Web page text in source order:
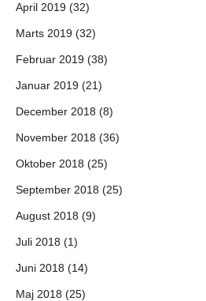
April 2019 (32)
Marts 2019 (32)
Februar 2019 (38)
Januar 2019 (21)
December 2018 (8)
November 2018 (36)
Oktober 2018 (25)
September 2018 (25)
August 2018 (9)
Juli 2018 (1)
Juni 2018 (14)
Maj 2018 (25)